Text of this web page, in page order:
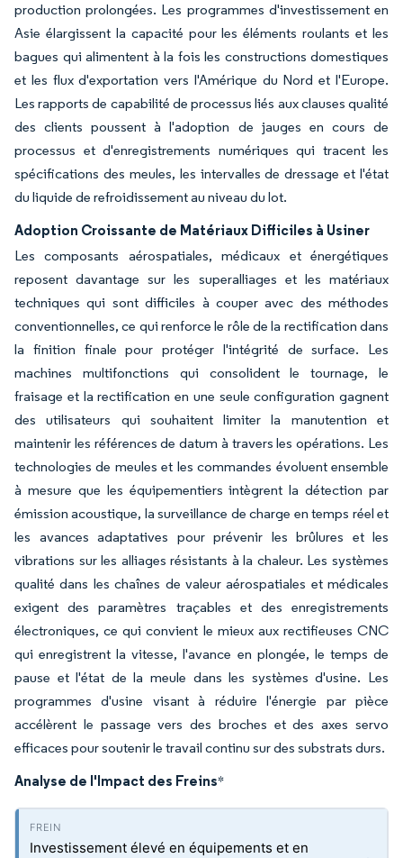
production prolongées. Les programmes d'investissement en
Asie élargissent la capacité pour les éléments roulants et les
bagues qui alimentent à la fois les constructions domestiques
et les flux d'exportation vers l'Amérique du Nord et l'Europe.
Les rapports de capabilité de processus liés aux clauses qualité
des clients poussent à l'adoption de jauges en cours de
processus et d'enregistrements numériques qui tracent les
spécifications des meules, les intervalles de dressage et l'état
du liquide de refroidissement au niveau du lot.
Adoption Croissante de Matériaux Difficiles à Usiner
Les composants aérospatiales, médicaux et énergétiques
reposent davantage sur les superalliages et les matériaux
techniques qui sont difficiles à couper avec des méthodes
conventionnelles, ce qui renforce le rôle de la rectification dans
la finition finale pour protéger l'intégrité de surface. Les
machines multifonctions qui consolident le tournage, le
fraisage et la rectification en une seule configuration gagnent
des utilisateurs qui souhaitent limiter la manutention et
maintenir les références de datum à travers les opérations. Les
technologies de meules et les commandes évoluent ensemble
à mesure que les équipementiers intègrent la détection par
émission acoustique, la surveillance de charge en temps réel et
les avances adaptatives pour prévenir les brûlures et les
vibrations sur les alliages résistants à la chaleur. Les systèmes
qualité dans les chaînes de valeur aérospatiales et médicales
exigent des paramètres traçables et des enregistrements
électroniques, ce qui convient le mieux aux rectifieuses CNC
qui enregistrent la vitesse, l'avance en plongée, le temps de
pause et l'état de la meule dans les systèmes d'usine. Les
programmes d'usine visant à réduire l'énergie par pièce
accélèrent le passage vers des broches et des axes servo
efficaces pour soutenir le travail continu sur des substrats durs.
Analyse de l'Impact des Freins*
Investissement élevé en équipements et en